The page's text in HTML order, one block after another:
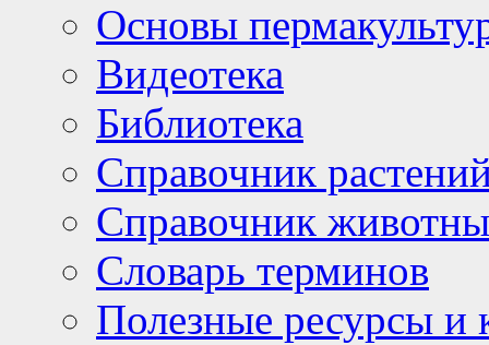
Основы
Видеотека
Библиотека
Справочник
Справочник
Словарь терминов
Полезные ресурсы и